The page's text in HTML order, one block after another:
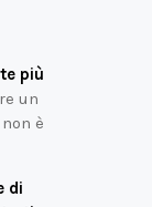
più
un
è
di